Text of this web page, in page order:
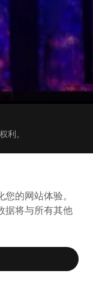
利。
的网站体验。
据将与所有其他